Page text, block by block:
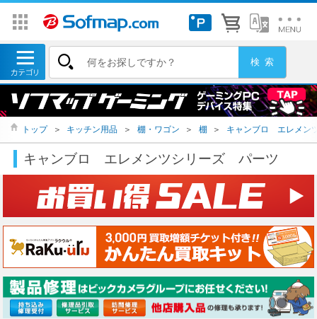
トップ ＞ キッチン用品 ＞ 棚・ワゴン ＞ 棚 ＞ キャンブロ エレメン
キャンブロ エレメンツシリーズ パーツ